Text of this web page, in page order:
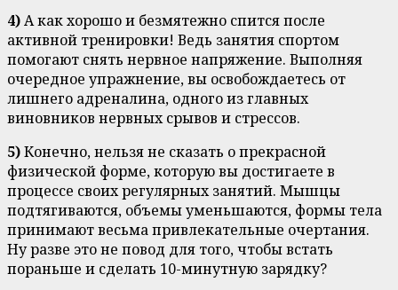
4)А как хорошо и безмятежно спится после
активной тренировки! Ведь занятия спортом
помогают снять нервное напряжение. Выполняя
очередное упражнение, вы освобождаетесь от
лишнего адреналина, одного из главных
виновников нервных срывов и стрессов.
5)Конечно, нельзя не сказать о прекрасной
физической форме, которую вы достигаете в
процессе своих регулярных занятий. Мышцы
подтягиваются, объемы уменьшаются, формы тела
принимают весьма привлекательные очертания.
Ну разве это не повод для того, чтобы встать
пораньше и сделать 10-минутную зарядку?